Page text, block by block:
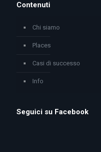
Contenuti
Chi siamo
Places
Casi di successo
Info
Seguici su Facebook